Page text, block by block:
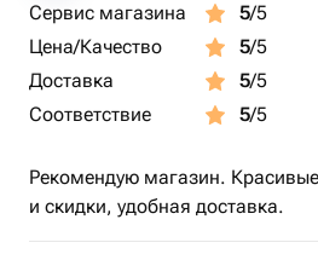
Сервис магазина 5/5
Цена/Качество
5/5
Доставка
5/5
Соответствие
5/5
Рекомендую магазин.
и скидки, удобная доставка.